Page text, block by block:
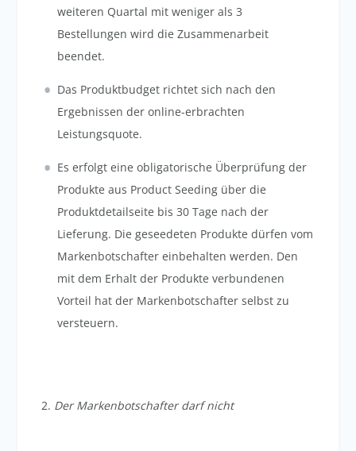
weiteren Quartal mit weniger als 3
Bestellungen wird die Zusammenarbeit
beendet.
Das Produktbudget richtet sich nach den
Ergebnissen der online-erbrachten
Leistungsquote.
Es erfolgt eine obligatorische Überprüfung der
Produkte aus Product Seeding über die
Produktdetailseite bis 30 Tage nach der
Lieferung. Die geseedeten Produkte dürfen vom
Markenbotschafter einbehalten werden. Den
mit dem Erhalt der Produkte verbundenen
Vorteil hat der Markenbotschafter selbst zu
versteuern.
2. Der Markenbotschafter darf nicht